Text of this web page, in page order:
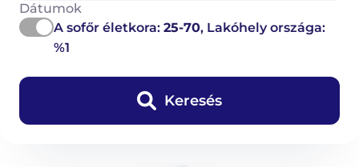
Dátumok
A sofőr életkora:25-70, Lakóhely országa:
%1
Keresés